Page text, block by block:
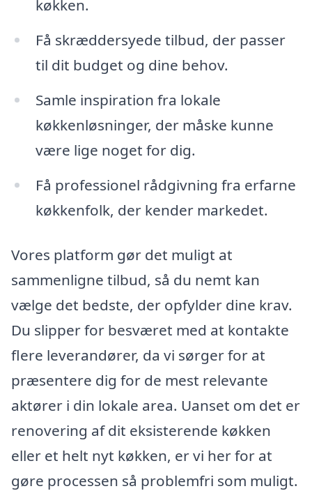
køkken.
Få skræddersyede tilbud, der passer
til dit budget og dine behov.
Samle inspiration fra lokale
køkkenløsninger, der måske kunne
være lige noget for dig.
Få professionel rådgivning fra erfarne
køkkenfolk, der kender markedet.
Vores platform gør det muligt at
sammenligne tilbud, så du nemt kan
vælge det bedste, der opfylder dine krav.
Du slipper for besværet med at kontakte
flere leverandører, da vi sørger for at
præsentere dig for de mest relevante
aktører i din lokale area. Uanset om det er
renovering af dit eksisterende køkken
eller et helt nyt køkken, er vi her for at
gøre processen så problemfri som muligt.